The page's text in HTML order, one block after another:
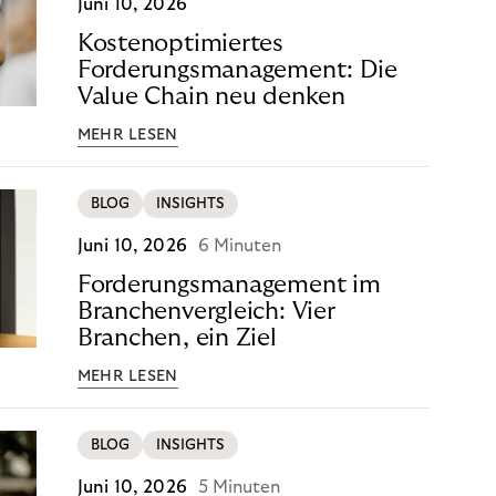
Juni 10, 2026
Kostenoptimiertes
Forderungsmanagement: Die
Value Chain neu denken
MEHR LESEN
BLOG INSIGHTS
Juni 10, 2026 6 Minuten
Forderungsmanagement im
Branchenvergleich: Vier
Branchen, ein Ziel
MEHR LESEN
BLOG INSIGHTS
Juni 10, 2026 5 Minuten